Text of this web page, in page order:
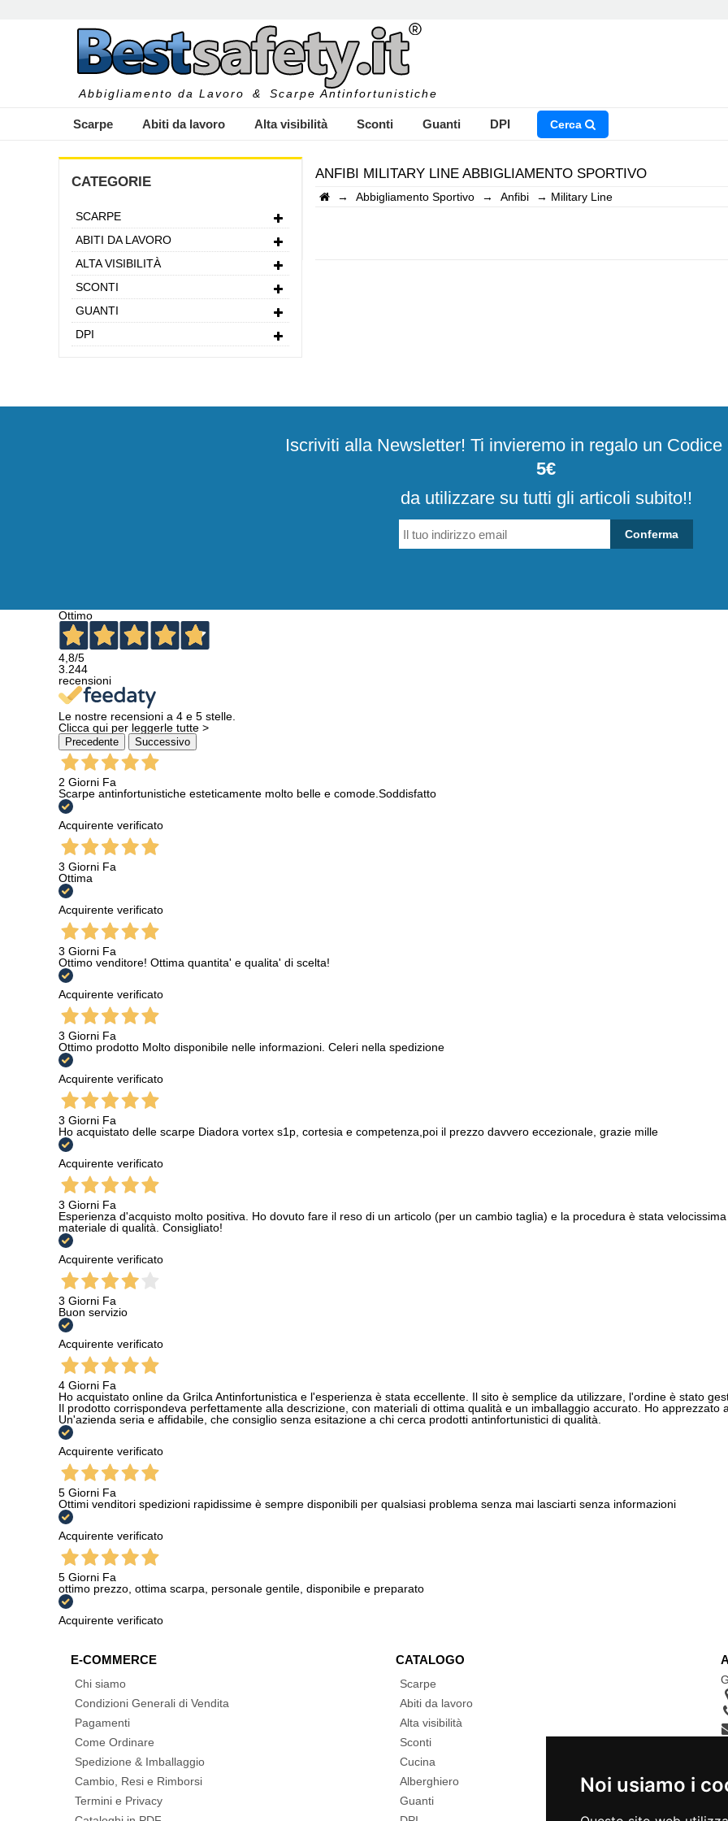
Noi usiamo i
Abbigliamento da Lavoro & Scarpe Antinfortunistiche
Scarpe Abiti da lavoro Alta visibilità Sconti Guanti DPI Cerca
CATEGORIE
SCARPE
ABITI DA LAVORO
ALTA VISIBILITÀ
SCONTI
GUANTI
DPI
ANFIBI MILITARY LINE ABBIGLIAMENTO SPORTIVO
→ Abbigliamento Sportivo → Anfibi → Military Line
Iscriviti alla Newsletter! Ti invieremo in regalo un
5€
da utilizzare su tutti gli articoli subito!!
Conferma
Ottimo
4,8/5
3.244
recensioni
Le nostre recensioni a 4 e 5 stelle.
Clicca qui per leggerle tutte >
Precedente Successivo
2 Giorni Fa
Scarpe antinfortunistiche esteticamente molto belle e comode.Soddisfatto
Acquirente verificato
3 Giorni Fa
Ottima
Acquirente verificato
3 Giorni Fa
Ottimo venditore! Ottima quantita' e qualita' di scelta!
Acquirente verificato
3 Giorni Fa
Ottimo prodotto Molto disponibile nelle informazioni. Celeri nella spedizione
Acquirente verificato
3 Giorni Fa
Ho acquistato delle scarpe Diadora vortex s1p, cortesia e competenza,poi il prezzo davvero eccezionale, grazie mille
Acquirente verificato
3 Giorni Fa
Esperienza d'acquisto molto positiva. Ho dovuto fare il reso di un articolo (per un cambio taglia) e la procedura è stata
materiale di qualità. Consigliato!
Acquirente verificato
3 Giorni Fa
Buon servizio
Acquirente verificato
4 Giorni Fa
Ho acquistato online da Grilca Antinfortunistica e l'esperienza è stata eccellente. Il sito è semplice da utilizzare, l'ordine è stato
Il prodotto corrispondeva perfettamente alla descrizione, con materiali di ottima qualità e un imballaggio accurato. Ho apprezzato
Un'azienda seria e affidabile, che consiglio senza esitazione a chi cerca prodotti antinfortunistici di qualità.
Acquirente verificato
5 Giorni Fa
Ottimi venditori spedizioni rapidissime è sempre disponibili per qualsiasi problema senza mai lasciarti senza informazioni
Acquirente verificato
5 Giorni Fa
ottimo prezzo, ottima scarpa, personale gentile, disponibile e preparato
Acquirente verificato
E-COMMERCE
Chi siamo
Condizioni Generali di Vendita
Pagamenti
Come Ordinare
Spedizione & Imballaggio
Cambio, Resi e Rimborsi
Termini e Privacy
CATALOGO
Scarpe
Abiti da lavoro
Alta visibilità
Sconti
Cucina
Alberghiero
Guanti